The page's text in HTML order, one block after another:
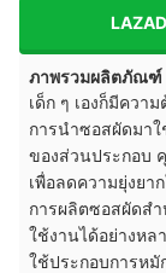
ภาพรวมผลิตภัณฑ์
เด็ก ๆ เองก็มีควา
การนำซอสผัดมา
ของส่วนประกอบ
เพื่อลดความยุ่งยา
การผลิตซอสผัดส
ใช้งานได้อย่างหล
ใช้ประกอบการห